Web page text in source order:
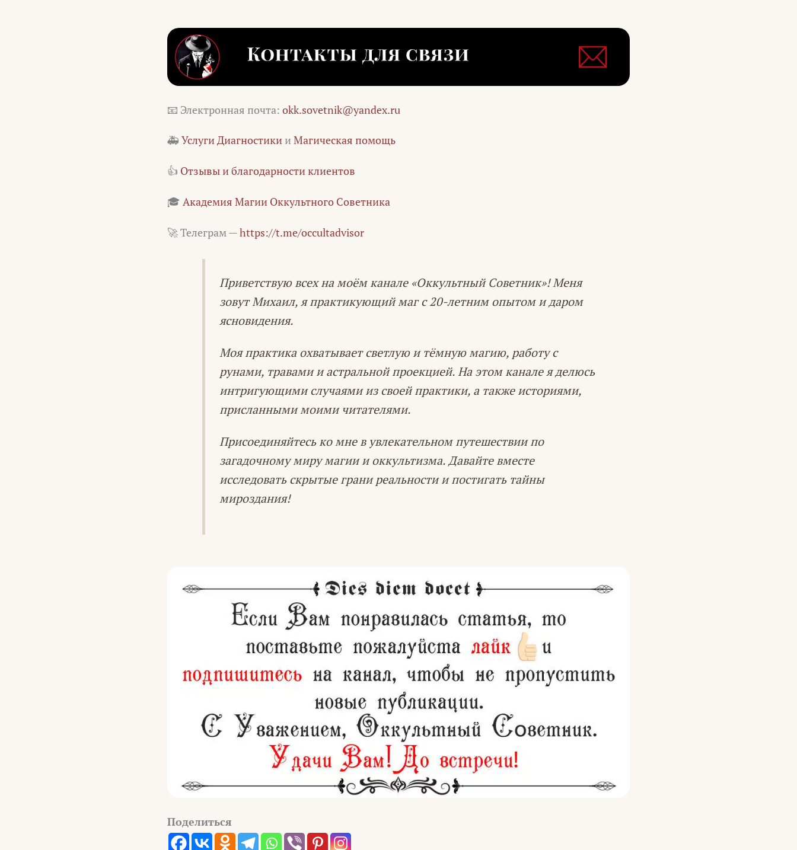
📧 Электронная почта: okk.sovetnik@yandex.ru
🚑 Услуги Диагностики и Магическая помощь
👍 Отзывы и благодарности клиентов
🎓 Академия Магии Оккультного Советника
🚀 Телеграм —https://t.me/occultadvisor
Приветствую всех на моём канале «Оккультный Советник»! Меня
зовут Михаил, я практикующий маг с 20-летним опытом и даром
ясновидения.
Моя практика охватывает светлую и тёмную магию, работу с
рунами, травами и астральной проекцией. На этом канале я делюсь
интригующими случаями из своей практики, а также историями,
присланными моими читателями.
Присоединяйтесь ко мне в увлекательном путешествии по
загадочному миру магии и оккультизма. Давайте вместе
исследовать скрытые грани реальности и постигать тайны
мироздания!
Поделиться